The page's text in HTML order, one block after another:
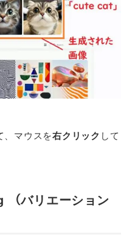
、マウスを右クリック して
バリエーション